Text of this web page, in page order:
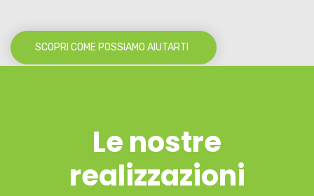
SCOPRI COME POSSIAMO AIUTARTI
Le nostre
realizzazioni